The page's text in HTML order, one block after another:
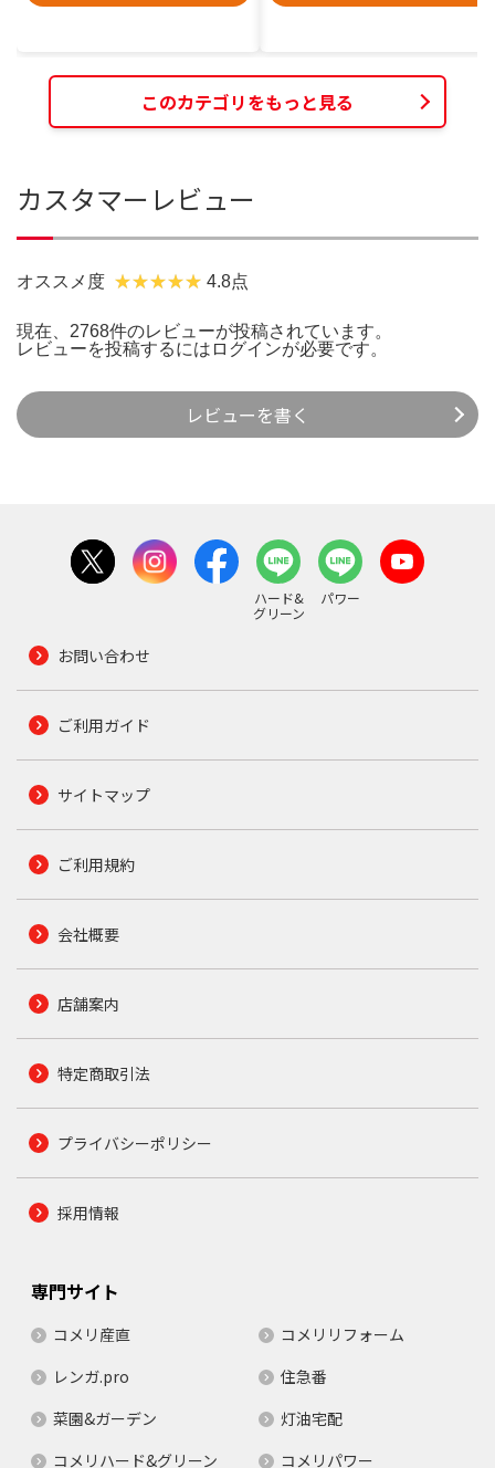
このカテゴリをもっと見る
カスタマーレビュー
オススメ度 4.8点
現在、2768件のレビューが投稿されています。
レビューを投稿するには ログインが必要です。
レビューを書く
ハード&
グリーン
パワー
お問い合わせ
ご利用ガイド
サイトマップ
ご利用規約
会社概要
店舗案内
特定商取引法
プライバシーポリシー
採用情報
専門サイト
コメリ産直
コメリリフォーム
レンガ.pro
住急番
菜園&ガーデン
灯油宅配
コメリハード&グリーン
コメリパワー